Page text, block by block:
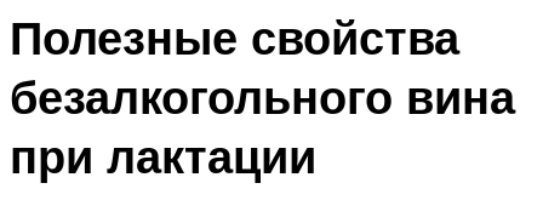
Полезные свойства
безалкогольного вина
при лактации